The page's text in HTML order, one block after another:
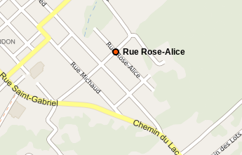
Rue Rose-Alice